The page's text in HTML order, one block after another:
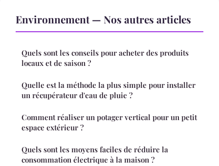
Environnement — Nos autres articles
Quels sont les conseils pour acheter des produits
locaux et de saison ?
Quelle est la méthode la plus simple pour installer
un récupérateur d'eau de pluie ?
Comment réaliser un potager vertical pour un petit
espace extérieur ?
Quels sont les moyens faciles de réduire la
consommation électrique à la maison ?